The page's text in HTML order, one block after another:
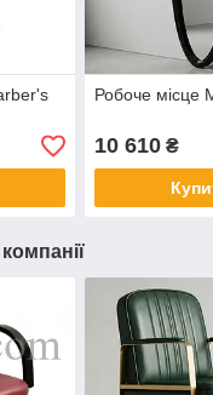
Робоче місце
10 610₴